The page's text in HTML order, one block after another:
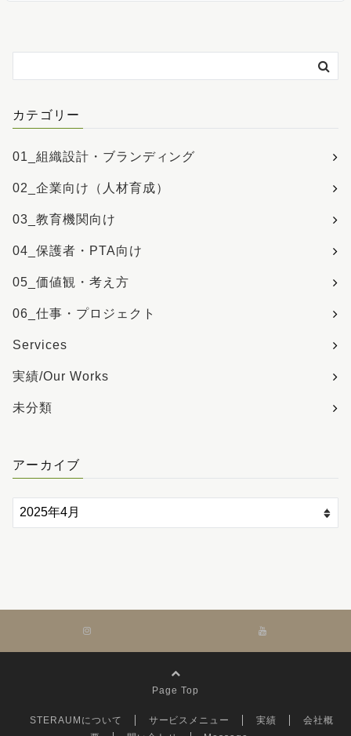
カテゴリー
01_組織設計・ブランディング
02_企業向け（人材育成）
03_教育機関向け
04_保護者・PTA向け
05_価値観・考え方
06_仕事・プロジェクト
Services
実績/Our Works
未分類
アーカイブ
Page Top
STERAUMについて サービスメニュー 実績
会社概